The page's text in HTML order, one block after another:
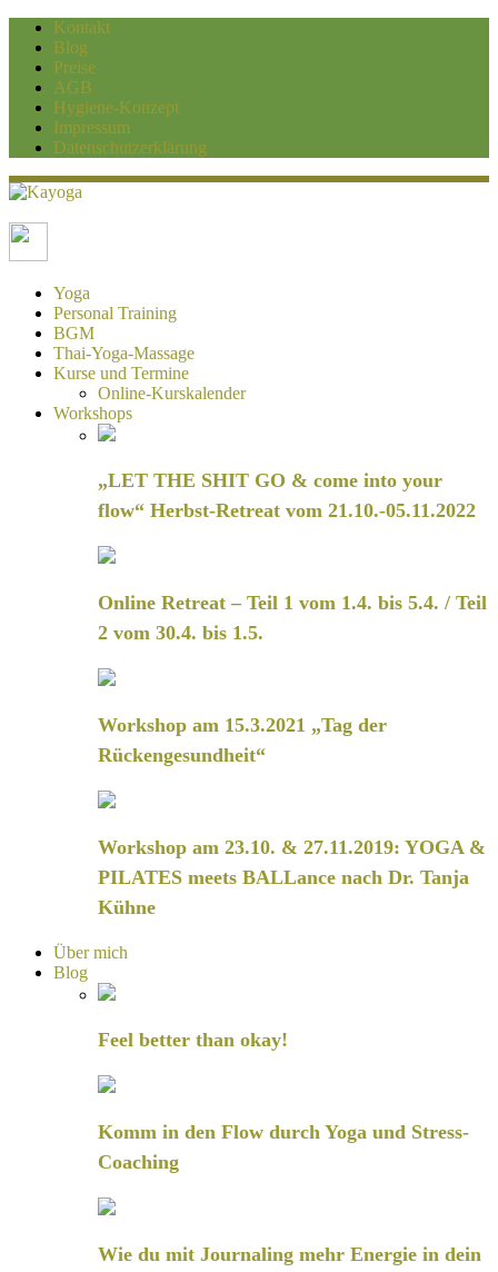
Kontakt
Blog
Preise
AGB
Hygiene-Konzept
Impressum
Datenschutzerklärung
Kayoga
Yoga und Personaltraining Duisburg
Yoga
Personal Training
BGM
Thai-Yoga-Massage
Kurse und Termine
Online-Kurskalender
Workshops
„LET THE SHIT GO & come into your
flow“ Herbst-Retreat vom 21.10.-05.11.2022
Online Retreat – Teil 1 vom 1.4. bis 5.4. / Teil
2 vom 30.4. bis 1.5.
Workshop am 15.3.2021 „Tag der
Rückengesundheit“
Workshop am 23.10. & 27.11.2019: YOGA &
PILATES meets BALLance nach Dr. Tanja
Kühne
Über mich
Blog
Feel better than okay!
Komm in den Flow durch Yoga und Stress-
Coaching
Wie du mit Journaling mehr Energie in dein